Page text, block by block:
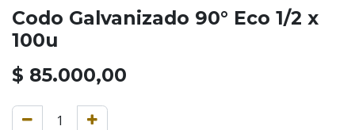
Codo Galvanizado 90° Eco 1/2 x
100u
$ 85.000,00